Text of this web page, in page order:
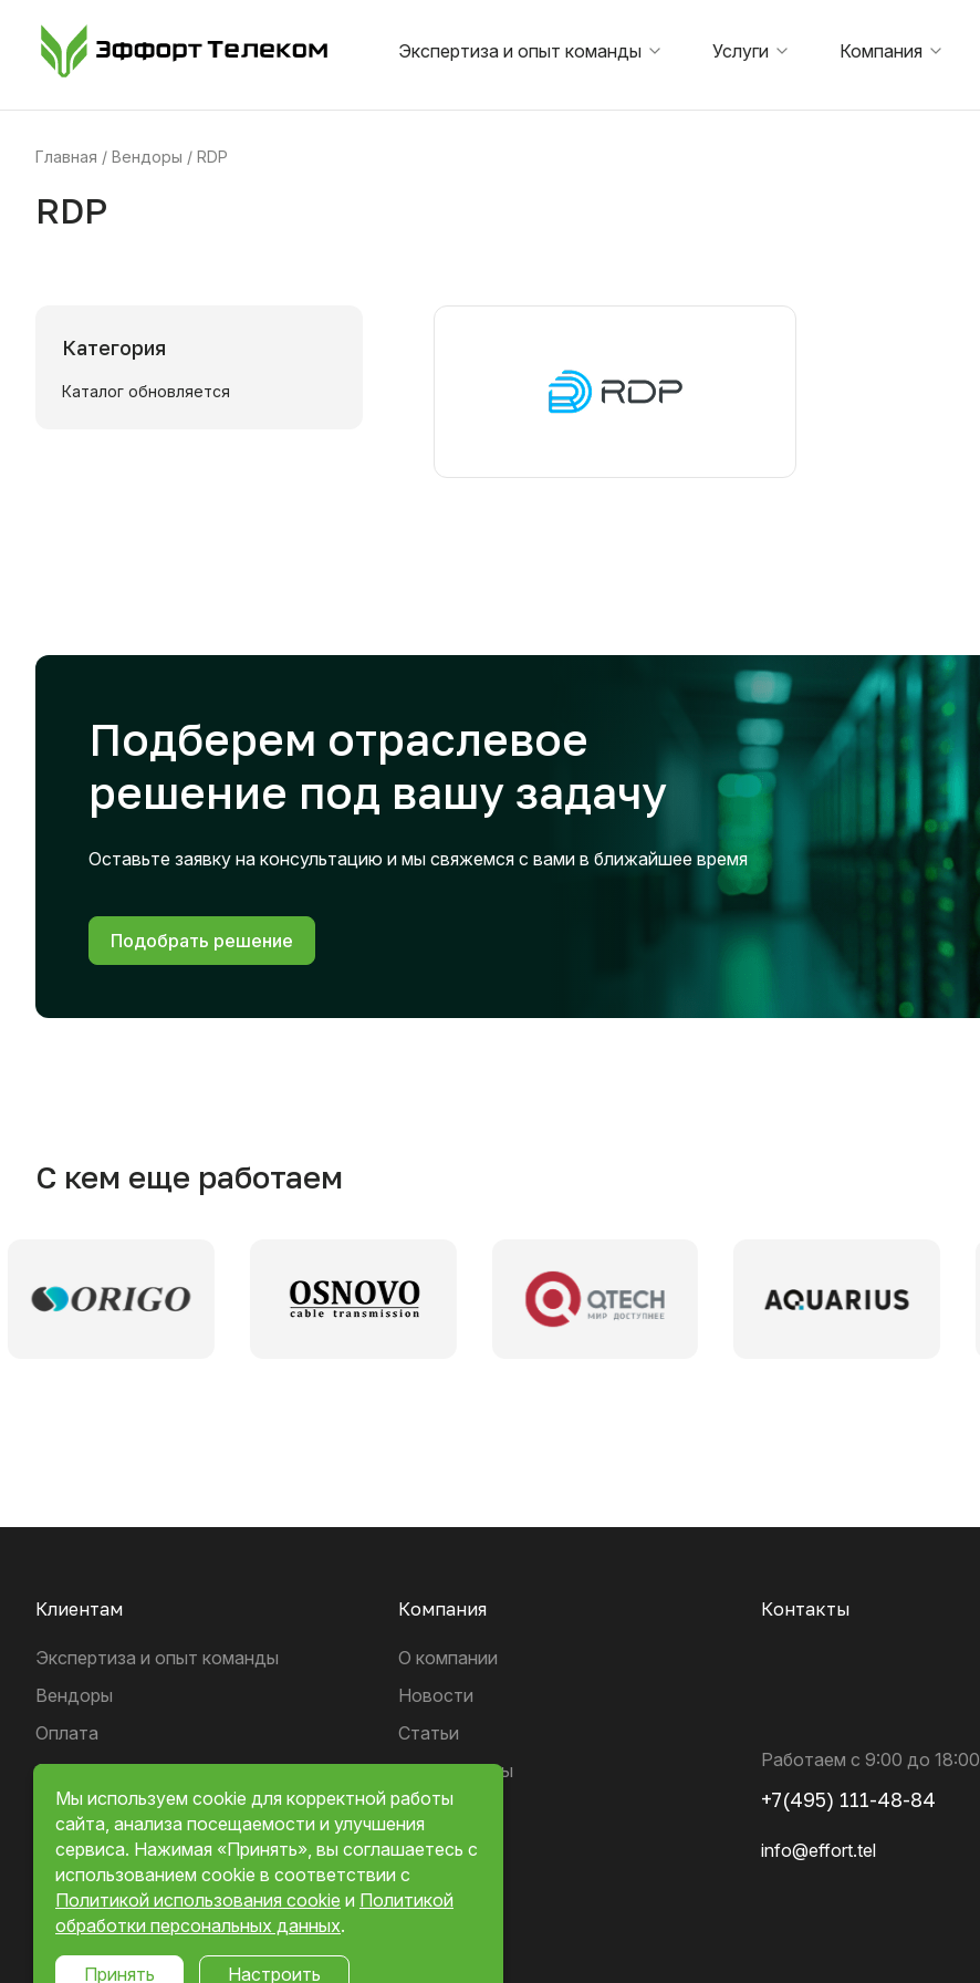
Экспертиза и опыт команды Услуги Компания
Главная Вендоры RDP
RDP
Категория
Каталог обновляется
Подберем отраслевое
решение под вашу задачу
Оставьте заявку на консультацию и мы свяжемся с вами в ближайшее время
Подобрать решение
С кем еще работаем
Клиентам
Экспертиза и опыт команды
Вендоры
Оплата
Доставка
Компания
О компании
Новости
Cтатьи
Сертификаты
Контакты
Контакты
Работаем с 9:00 до 18:00
+7(495) 111-48-84
info@effort.tel
Мы используем cookie для корректной работы
сайта, анализа посещаемости и улучшения
сервиса. Нажимая «Принять», вы соглашаетесь с
использованием cookie в соответствии с
Политикой использования cookie и Политикой
обработки персональных данных.
Минимальные Аналитические/Функциональные
Принять Настроить